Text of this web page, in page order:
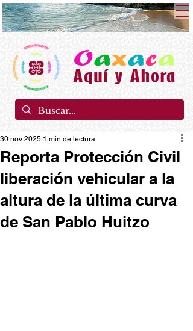
Reporta Protección Civil
liberación vehicular a la
altura de la última curva
de San Pablo Huitzo
30 nov 2025 1 min de lectura